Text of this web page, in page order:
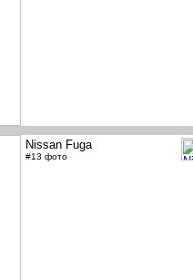
Nissan Fuga
#13 фото